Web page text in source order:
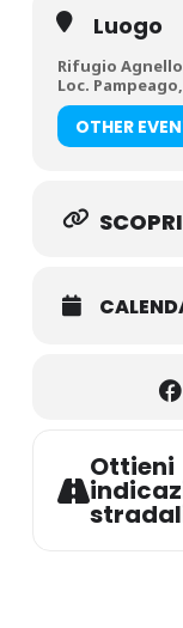
Luogo
Rifugio Agnello
Loc.
OTHER
Ottieni